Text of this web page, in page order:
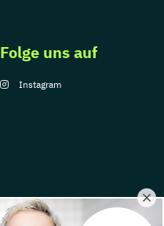
Folge uns auf
Instagram